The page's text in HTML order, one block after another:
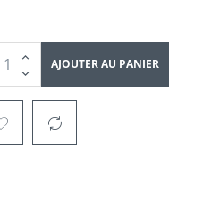
AJOUTER AU PANIER